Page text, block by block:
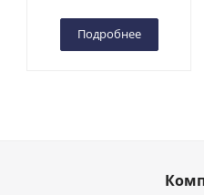
Подробнее